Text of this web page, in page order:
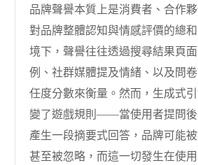
品牌聲譽本質上是消費者、合作
對品牌整體認知與情感評價的總
境下，聲譽往往透過搜尋結果頁
例、社群媒體提及情緒、以及問
任度分數來衡量。然而，生成式
變了遊戲規則——當使用者提問
產生一段摘要式回答，品牌可能
甚至被忽略，而這一切發生在使